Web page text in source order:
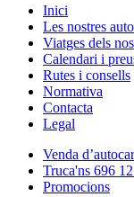
Close
Menu
Inici
Les nostres
Viatges dels
Calendari i
Rutes i consells
Normativa
Contacta
Legal
Venda
Truca'ns 696
Promocions